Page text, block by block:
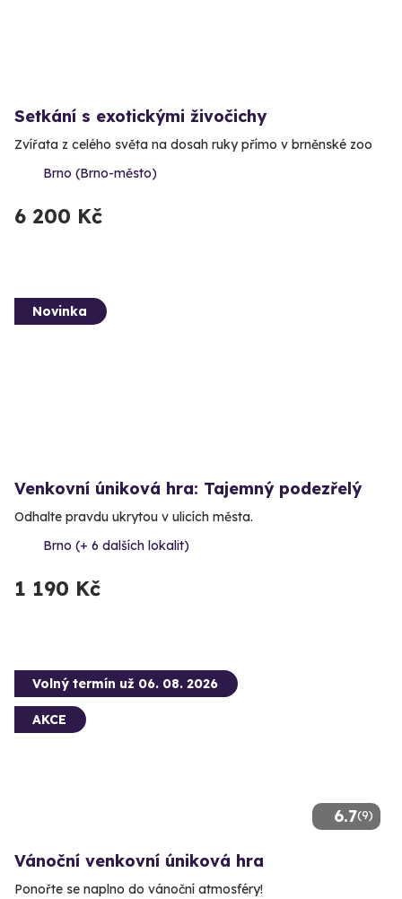
Setkání s exotickými živočichy
Zvířata z celého světa na dosah ruky přímo v brněnské zoo
Brno (Brno-město)
6 200 Kč
Novinka
Venkovní úniková hra: Tajemný podezřelý
Odhalte pravdu ukrytou v ulicích města.
Brno (+ 6 dalších lokalit)
1 190 Kč
6.7(9)
Volný termín už 06. 08. 2026
AKCE
Vánoční venkovní úniková hra
Ponořte se naplno do vánoční atmosféry!